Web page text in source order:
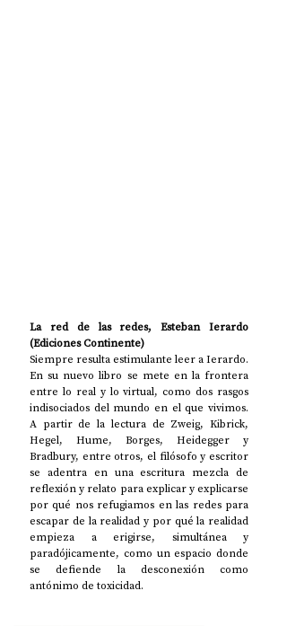
La red de las redes, Esteban Ierardo
(Ediciones Continente)
Siempre resulta estimulante leer a Ierardo.
En su nuevo libro se mete en la frontera
entre lo real y lo virtual, como dos rasgos
indisociados del mundo en el que vivimos.
A partir de la lectura de Zweig, Kibrick,
Hegel, Hume, Borges, Heidegger y
Bradbury, entre otros, el filósofo y escritor
se adentra en una escritura mezcla de
reflexión y relato para explicar y explicarse
por qué nos refugiamos en las redes para
escapar de la realidad y por qué la realidad
empieza a erigirse, simultánea y
paradójicamente, como un espacio donde
se defiende la desconexión como
antónimo de toxicidad.